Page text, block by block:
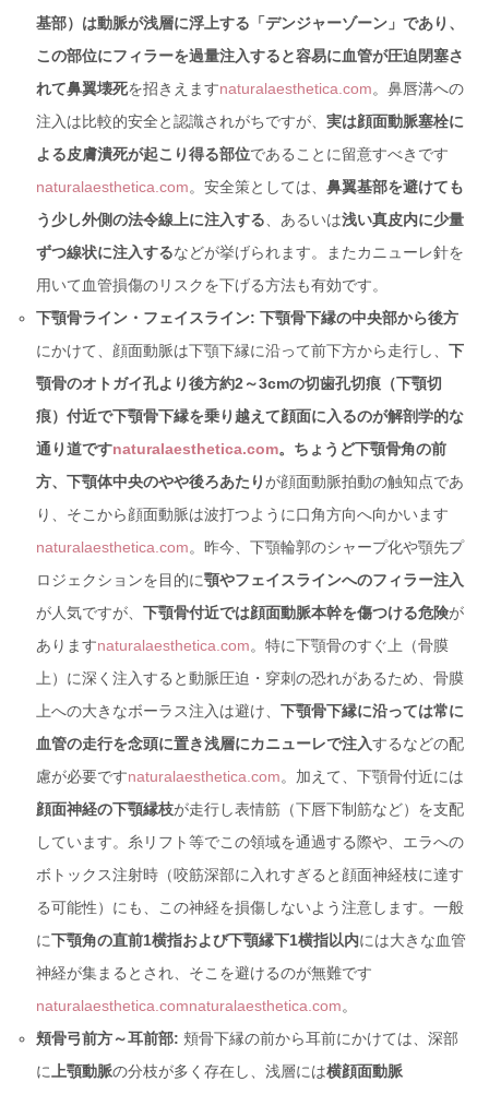
基部）は動脈が浅層に浮上する「デンジャーゾーン」であり、
この部位にフィラーを過量注入すると容易に血管が圧迫閉塞さ
れて鼻翼壊死を招きえますnaturalaesthetica.com。鼻唇溝への
注入は比較的安全と認識されがちですが、実は顔面動脈塞栓に
よる皮膚潰死が起こり得る部位であることに留意すべきです
naturalaesthetica.com。安全策としては、鼻翼基部を避けても
う少し外側の法令線上に注入する 、あるいは浅い真皮内に少量
ずつ線状に注入するなどが挙げられます。またカニューレ針を
用いて血管損傷のリスクを下げる方法も有効です。
下顎骨ライン・フェイスライン: 下顎骨下縁の中央部から後方
にかけて、顔面動脈は下顎下縁に沿って前下方から走行し、下
顎骨のオトガイ孔より後方約2～3cmの切歯孔切痕（下顎切
痕）付近で下顎骨下縁を乗り越えて顔面に入るのが解剖学的な
通り道ですnaturalaesthetica.com。ちょうど下顎骨角の前
方、下顎体中央のやや後ろあたり が顔面動脈拍動の触知点であ
り、そこから顔面動脈は波打つように口角方向へ向かいます
naturalaesthetica.com。昨今、下顎輪郭のシャープ化や顎先プ
ロジェクションを目的に顎やフェイスラインへのフィラー注入
が人気ですが、下顎骨付近では顔面動脈本幹を傷つける危険が
ありますnaturalaesthetica.com。特に下顎骨のすぐ上（骨膜
上）に深く注入すると動脈圧迫・穿刺の恐れがあるため、骨膜
上への大きなボーラス注入は避け、下顎骨下縁に沿っては常に
血管の走行を念頭に置き浅層にカニューレで注入するなどの配
慮が必要ですnaturalaesthetica.com。加えて、下顎骨付近には
顔面神経の下顎縁枝が走行し表情筋（下唇下制筋など）を支配
しています。糸リフト等でこの領域を通過する際や、エラへの
ボトックス注射時（咬筋深部に入れすぎると顔面神経枝に達す
る可能性）にも、この神経を損傷しないよう注意します。一般
に下顎角の直前1横指および下顎縁下1横指以内には大きな血管
神経が集まるとされ、そこを避けるのが無難です
naturalaesthetica.comnaturalaesthetica.com。
頬骨弓前方～耳前部: 頬骨下縁の前から耳前にかけては、深部
に
上顎動脈の分枝が多く存在し、浅層には横顔面動脈